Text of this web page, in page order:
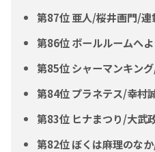
第87位 亜人/桜井画門/連
第86位 ボールルームへ
第85位 シャーマンキン
第84位 プラネテス/幸村
第83位 ヒナまつり/大武
第82位 ぼくは麻理のな